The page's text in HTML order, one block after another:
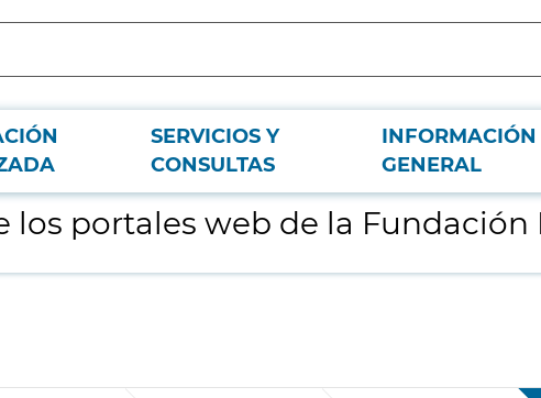
SERVICIOS Y
CONSULTAS
INFORMACIÓN
GENERAL
Materiales
portales web de la Fundación